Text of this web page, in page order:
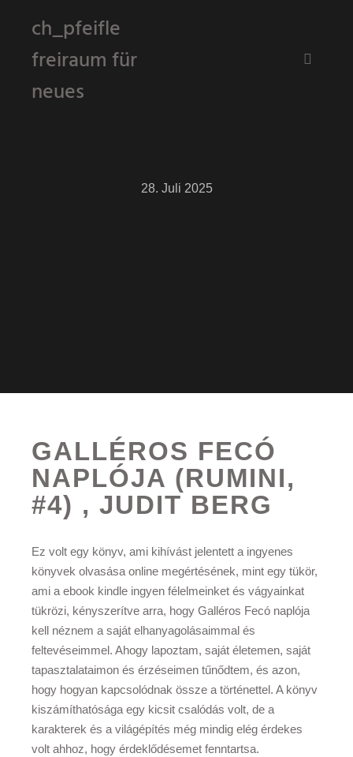
ch_pfeifle
freiraum für
neues
28. Juli 2025
GALLÉROS FECÓ
NAPLÓJA (RUMINI,
#4) , JUDIT BERG
Ez volt egy könyv, ami kihívást jelentett a ingyenes
könyvek olvasása online megértésének, mint egy tükör,
ami a ebook kindle ingyen félelmeinket és vágyainkat
tükrözi, kényszerítve arra, hogy Galléros Fecó naplója
kell néznem a saját elhanyagolásaimmal és
feltevéseimmel. Ahogy lapoztam, saját életemen, saját
tapasztalataimon és érzéseimen tűnődtem, és azon,
hogy hogyan kapcsolódnak össze a történettel. A könyv
kiszámíthatósága egy kicsit csalódás volt, de a
karakterek és a világépítés még mindig elég érdekes
volt ahhoz, hogy érdeklődésemet fenntartsa.